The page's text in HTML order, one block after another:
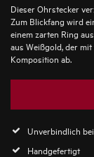
Dieser Ohrstecker
Zum Blickfang wird
einem zarten Ring
aus Weißgold, der
Komposition ab.
Unverbindlich
Handgefertigt